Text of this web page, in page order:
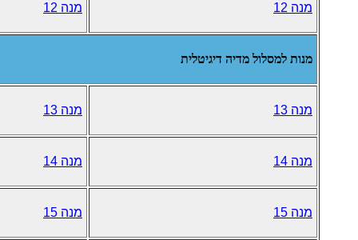
מנה 12 מנה 12
מנות למסלול מדיה דיגיטלית
מנה 13 מנה 13
מנה 14 מנה 14
מנה 15 מנה 15